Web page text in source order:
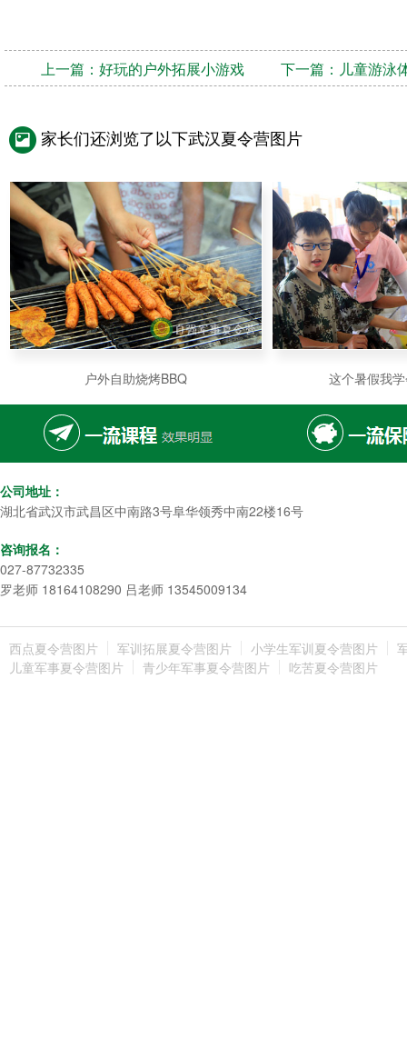
上一篇： 好玩的户外拓展小游戏 下一篇： 儿童游泳
家长们还浏览了以下武汉夏令营图片
户外自助烧烤BBQ 这个暑假我
公司地址：
湖北省武汉市武昌区中南路3号阜华领秀中南22楼16号
咨询报名：
027-87732335
罗老师 18164108290 吕老师 13545009134
西点夏令营图片 军训拓展夏令营图片 小学生军训夏令营图片
儿童军事夏令营图片
青少年军事夏令营图片 吃苦夏令营图片